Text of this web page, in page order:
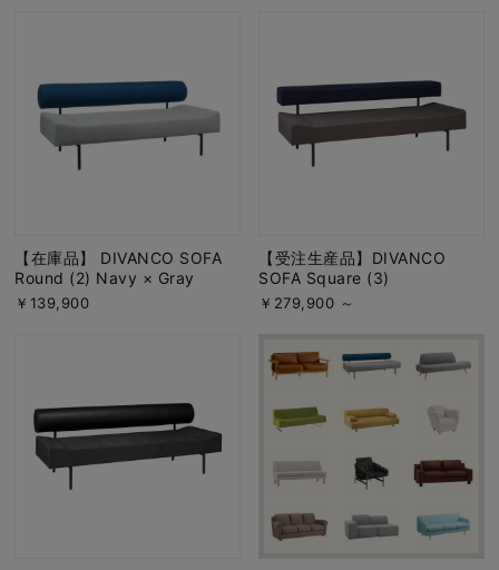
【在庫品】 DIVANCO SOFA
Round (2) Navy × Gray
￥139,900
【受注生産品】DIVANCO
SOFA Square (3)
￥279,900 ～